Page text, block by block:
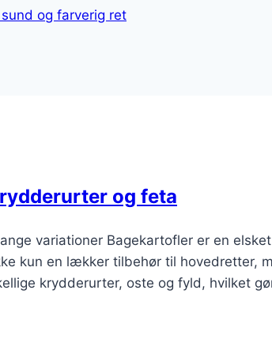
og farverig ret
og feta
variationer Bagekartofler er en
kun en lækker tilbehør til hovedretter,
krydderurter, oste og fyld, hvilket